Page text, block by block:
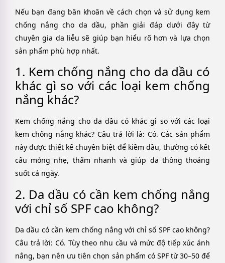
Nếu bạn đang băn khoăn về cách chọn và sử dụng kem
chống nắng cho da dầu, phần giải đáp dưới đây từ
chuyên gia da liễu sẽ giúp bạn hiểu rõ hơn và lựa chọn
sản phẩm phù hợp nhất.
1. Kem chống nắng cho da dầu có
khác gì so với các loại kem chống
nắng khác?
Kem chống nắng cho da dầu có khác gì so với các loại
kem chống nắng khác? Câu trả lời là: Có. Các sản phẩm
này được thiết kế chuyên biệt để kiềm dầu, thường có kết
cấu mỏng nhẹ, thấm nhanh và giúp da thông thoáng
suốt cả ngày.
2. Da dầu có cần kem chống nắng
với chỉ số SPF cao không?
Da dầu có cần kem chống nắng với chỉ số SPF cao không?
Câu trả lời: Có. Tùy theo nhu cầu và mức độ tiếp xúc ánh
nắng, bạn nên ưu tiên chọn sản phẩm có SPF từ 30–50 để